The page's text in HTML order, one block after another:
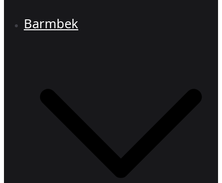
Barmbek